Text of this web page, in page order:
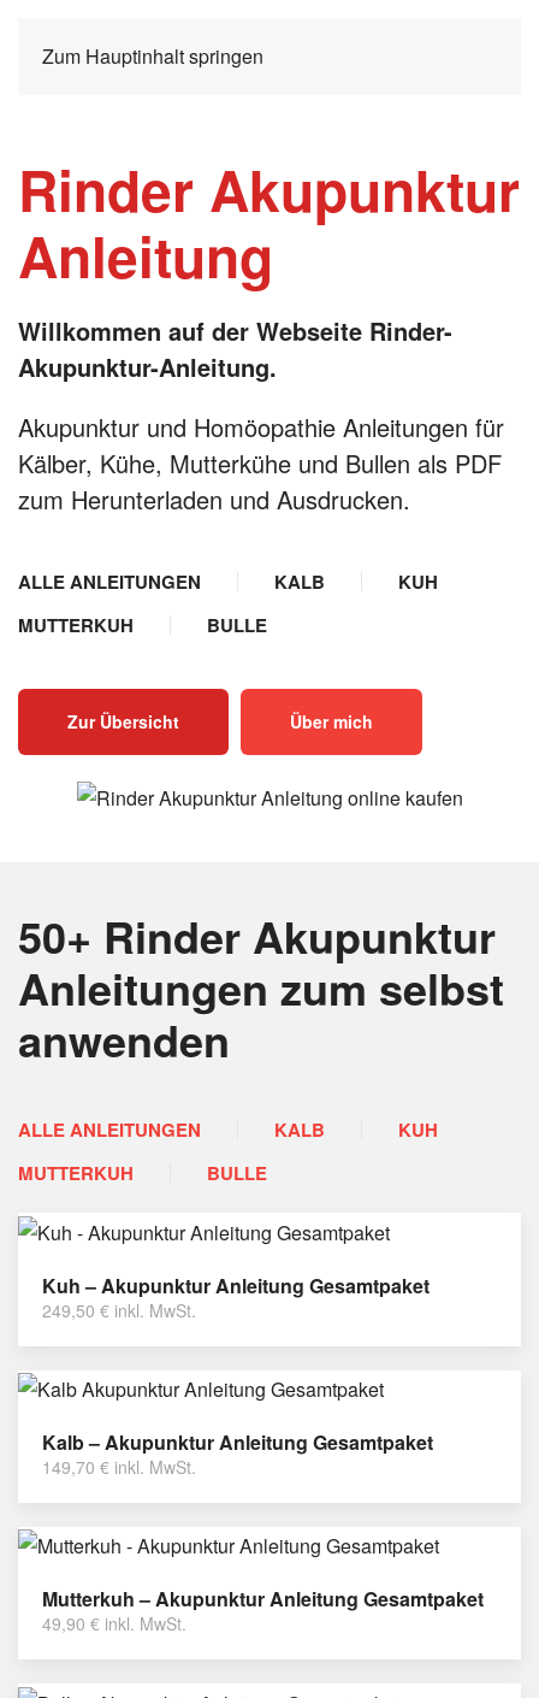
Zum Hauptinhalt springen
Rinder Akupunktur
Anleitung
Willkommen auf der Webseite Rinder-
Akupunktur-Anleitung.
Akupunktur und Homöopathie Anleitungen für
Kälber, Kühe, Mutterkühe und Bullen als PDF
zum Herunterladen und Ausdrucken.
ALLE ANLEITUNGEN KALB
KUH
MUTTERKUH
BULLE
Zur Übersicht Über mich
50+ Rinder Akupunktur
Anleitungen zum selbst
anwenden
ALLE ANLEITUNGEN KALB
KUH
MUTTERKUH
BULLE
Kuh – Akupunktur Anleitung Gesamtpaket
249,50 € inkl. MwSt.
Kalb – Akupunktur Anleitung Gesamtpaket
149,70 € inkl. MwSt.
Mutterkuh – Akupunktur Anleitung Gesamtpaket
49,90 € inkl. MwSt.